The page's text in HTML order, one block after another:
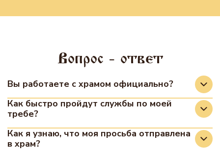
Вопрос - ответ
Вы работаете с храмом официально?
Да, мы сотрудничаем с храмами на
официальной основе. Передача записок,
молитвенных прошений осуществляется в
рамках заключённых соглашений с
настоятелями храмов, участвующих в проекте.
Как быстро пройдут службы по моей
требе?
В разных храмах существует разное
расписание богослужений. Если ваш заказ был
Как я узнаю, что моя просьба отправлена
в храм?